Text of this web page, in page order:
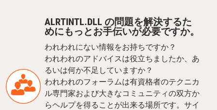
ALRTINTL.DLL の問題を解決するた
めにもっとお手伝いが必要ですか。
われわれにない情報をお持ちですか？
われわれのアドバイスは役立ちましたか、あ
るいは何か不足していますか？
われわれのフォーラムは有資格者のテクニカ
ル専門家および大きなコミュニティの双方か
らヘルプを得ることが出来る場所です。サイ